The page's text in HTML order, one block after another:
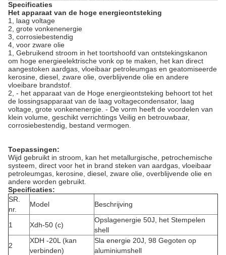
Specificaties
Het apparaat van de hoge energieontsteking
1, laag voltage
2, grote vonkenenergie
3, corrosiebestendig
4, voor zware olie
1, Gebruikend stroom in het toortshoofd van ontstekingskanon
om hoge energieelektrische vonk op te maken, het kan direct
aangestoken aardgas, vloeibaar petroleumgas en geatomiseerde
kerosine, diesel, zware olie, overblijvende olie en andere
vloeibare brandstof.
2, - het apparaat van de Hoge energieontsteking behoort tot het
de lossingsapparaat van de laag voltagecondensator, laag
voltage, grote vonkenenergie. - De vorm heeft de voordelen van
klein volume, geschikt verrichtings Veilig en betrouwbaar,
corrosiebestendig, bestand vermogen.
Toepassingen:
Wijd gebruikt in stroom, kan het metallurgische, petrochemische
systeem, direct voor het in brand steken van aardgas, vloeibaar
petroleumgas, kerosine, diesel, zware olie, overblijvende olie en
andere worden gebruikt.
Specificaties:
SR.
nr.
Model Beschrijving
1 Xdh-50 (c)
Opslagenergie 50J, het Stempelen
shell
2
XDH -20L (kan
verbinden)
Sla energie 20J, 98 Gegoten op
aluminiumshell